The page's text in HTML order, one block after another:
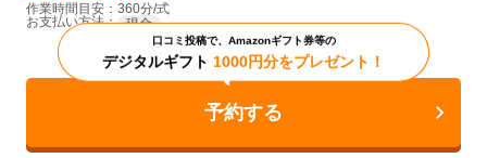
作業時間目安：360分/式
お支払い方法： 現金
口コミ投稿で、Amazonギフト券等の
デジタルギフト 1000円分をプレゼント！
予約する